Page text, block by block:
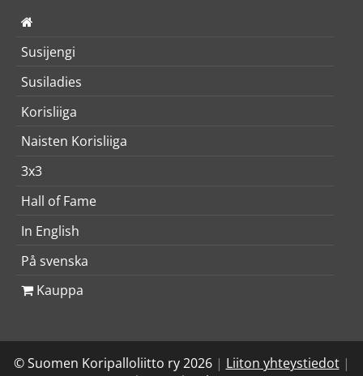
Susijengi
Susiladies
Korisliiga
Naisten Korisliiga
3x3
Hall of Fame
In English
På svenska
Kauppa
© Suomen Koripalloliitto ry 2026 | Liiton yhteystiedot |